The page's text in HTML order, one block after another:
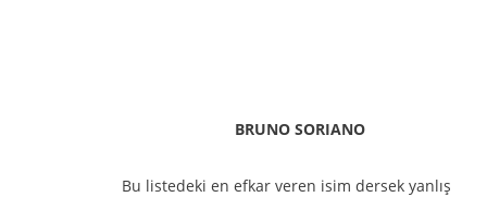
BRUNO SORIANO
Bu listedeki en efkar veren isim dersek yanlış